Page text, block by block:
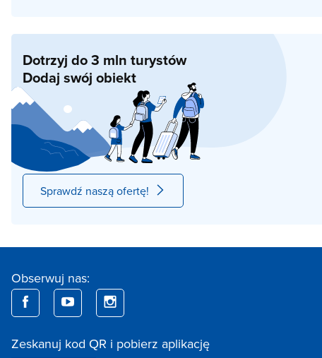
Dotrzyj do 3 mln turystów
Dodaj swój obiekt
Sprawdź naszą ofertę!
Obserwuj nas:
Zeskanuj kod QR i pobierz aplikację